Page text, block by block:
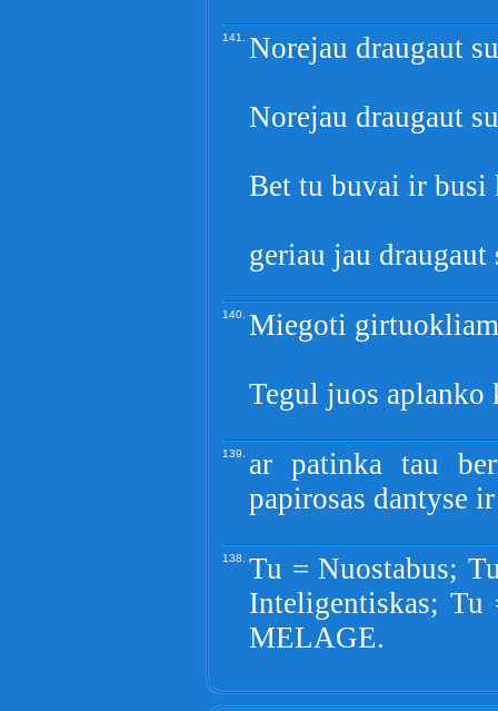
141. Norejau draugaut
Norejau draugaut
Bet tu buvai ir busi
geriau jau
140. Miegoti
Tegul juos aplanko
139. ar patinka tau
papirosas dantyse
138. Tu = Nuostabus;
Inteligentiskas;
MELAGE.